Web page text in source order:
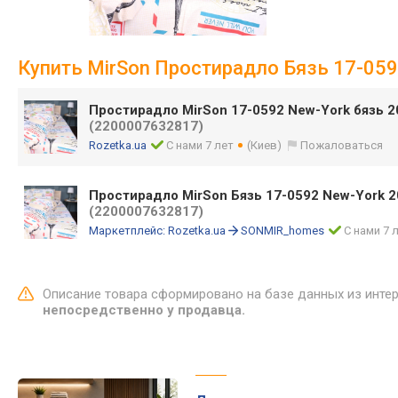
Купить MirSon Простирадло Бязь 17-
Простирадло MirSon 17-0592 New-York бязь
(2200007632817)
Rozetka.ua С нами 7 лет (Киев) Пожаловаться
Простирадло MirSon Бязь 17-0592 New-York
(2200007632817)
Маркетплейс: Rozetka.ua SONMIR_homes С нами 7
Описание товара сформировано на базе данных из
непосредственно у продавца.